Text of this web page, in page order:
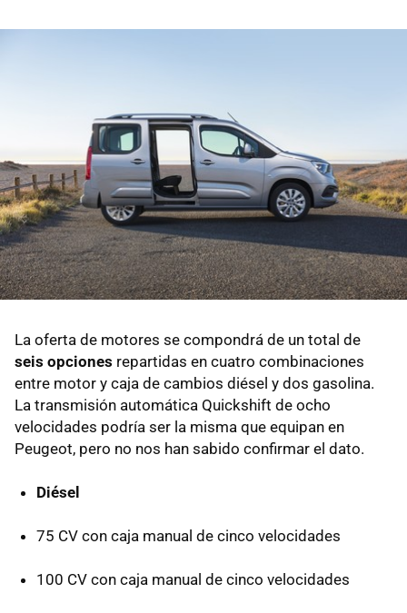
La oferta de motores se compondrá de un total de
seis opciones repartidas en cuatro combinaciones
entre motor y caja de cambios diésel y dos gasolina.
La transmisión automática Quickshift de ocho
velocidades podría ser la misma que equipan en
Peugeot, pero no nos han sabido confirmar el dato.
Diésel
75 CV con caja manual de cinco velocidades
100 CV con caja manual de cinco velocidades